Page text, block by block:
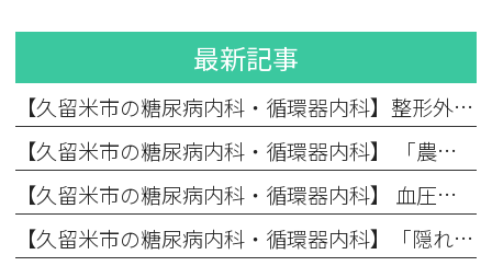
最新記事
【久留米市の糖尿病内科・循環器内科】整形外科×内科の連携で生活習慣病を改善へ導く運動療法
【久留米市の糖尿病内科・循環器内科】 「農繁期に要注意！」コレステロール値が高いと言われたら？血管のアンチエイジング（第４回）
【久留米市の糖尿病内科・循環器内科】 血圧が高い状態が続くとどうなる？心臓を守るための血圧管理（第3回）
【久留米市の糖尿病内科・循環器内科】「隠れ糖尿病」に要注意！自覚症状のない初期から対策が必要な理由 （第2回）